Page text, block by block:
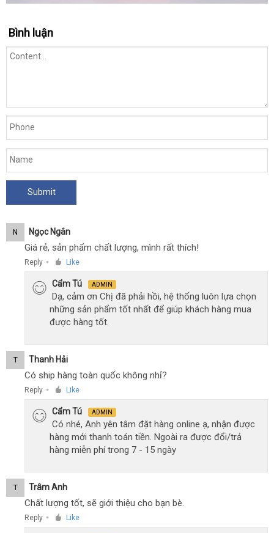
vật
giả
Loving
thụt
tốc
độ
nhanh
sưởi
ấm
điều
từ
xa
Bình luận
N Ngọc Ngân
Giá rẻ, sản phẩm chất lượng, mình rất thích!
Reply ● Like
Cẩm Tú ADMIN
Dạ, cảm ơn Chị đã phải hồi, hệ thống luôn lựa chọn
những sản phẩm tốt nhất để giúp khách hàng mua
được hàng tốt.
T Thanh Hải
Có ship hàng toàn quốc không nhỉ?
Reply ● Like
Cẩm Tú ADMIN
Có nhé, Anh yên tâm đặt hàng online ạ, nhận được
hàng mới thanh toán tiền. Ngoài ra được đổi/trả
hàng miễn phí trong 7 - 15 ngày
T Trâm Anh
Chất lượng tốt, sẽ giới thiệu cho bạn bè.
Reply ● Like